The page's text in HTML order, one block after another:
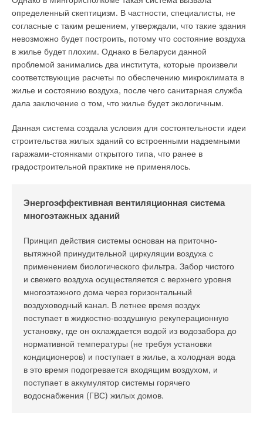
определенный скептицизм. В частности, специалисты, не
согласные с таким решением, утверждали, что такие здания
невозможно будет построить, потому что состояние воздуха
в жилье будет плохим. Однако в Беларуси данной
проблемой занимались два института, которые произвели
соответствующие расчеты по обеспечению микроклимата в
жилье и состоянию воздуха, после чего санитарная служба
дала заключение о том, что жилье будет экологичным.
Данная система создала условия для состоятельности идеи
строительства жилых зданий со встроенными надземными
гаражами-стоянками открытого типа, что ранее в
градостроительной практике не применялось.
Энергоэффективная вентиляционная система
многоэтажных зданий
Принцип действия системы основан на приточно-
вытяжной принудительной циркуляции воздуха с
применением биологического фильтра. Забор чистого
и свежего воздуха осуществляется с верхнего уровня
многоэтажного дома через горизонтальный
воздуховодный канал. В летнее время воздух
поступает в жидкостно-воздушную рекуперационную
установку, где он охлаждается водой из водозабора до
нормативной температуры (не требуя установки
кондиционеров) и поступает в жилье, а холодная вода
в это время подогревается входящим воздухом, и
поступает в аккумулятор системы горячего
водоснабжения (ГВС) жилых домов.